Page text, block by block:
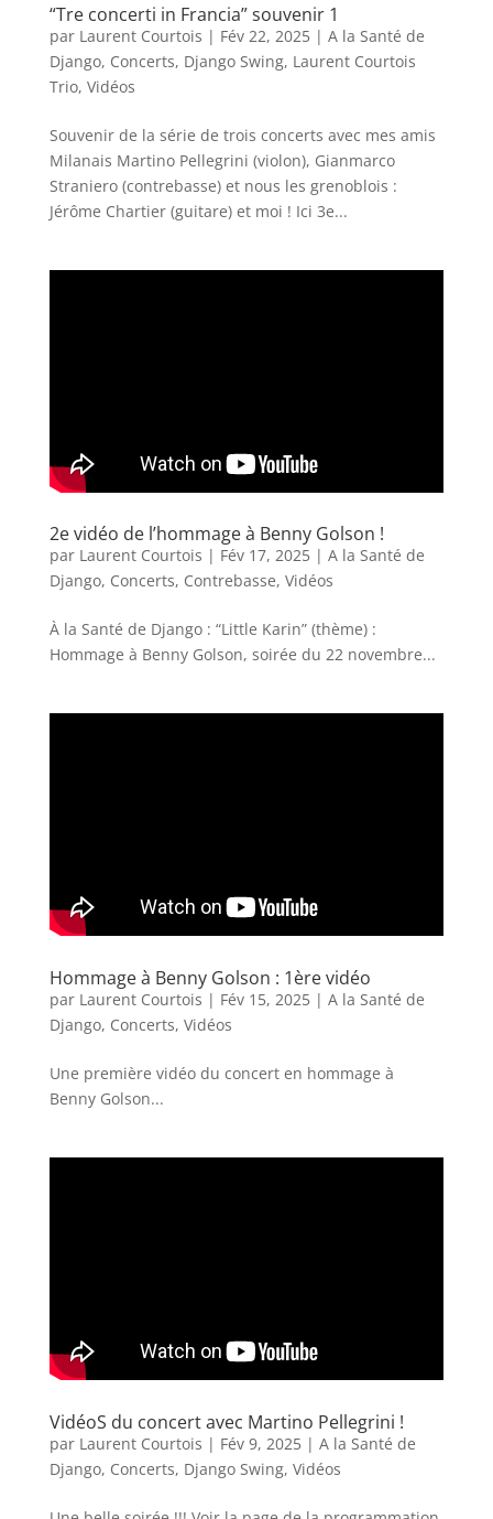
“Tre concerti in Francia” souvenir 1
par Laurent Courtois | Fév 22, 2025| A la Santé de
Django, Concerts, Django Swing, Laurent Courtois
Trio, Vidéos
Souvenir de la série de trois concerts avec mes amis
Milanais Martino Pellegrini (violon), Gianmarco
Straniero (contrebasse) et nous les grenoblois :
Jérôme Chartier (guitare) et moi ! Ici 3e...
2e vidéo de l’hommage à Benny Golson !
par Laurent Courtois | Fév 17, 2025| A la Santé de
Django, Concerts, Contrebasse, Vidéos
À la Santé de Django : “Little Karin” (thème) :
Hommage à Benny Golson, soirée du 22 novembre...
Hommage à Benny Golson : 1ère vidéo
par Laurent Courtois | Fév 15, 2025| A la Santé de
Django, Concerts, Vidéos
Une première vidéo du concert en hommage à
Benny Golson...
VidéoS du concert avec Martino Pellegrini !
par Laurent Courtois | Fév 9, 2025| A la Santé de
Django, Concerts, Django Swing, Vidéos